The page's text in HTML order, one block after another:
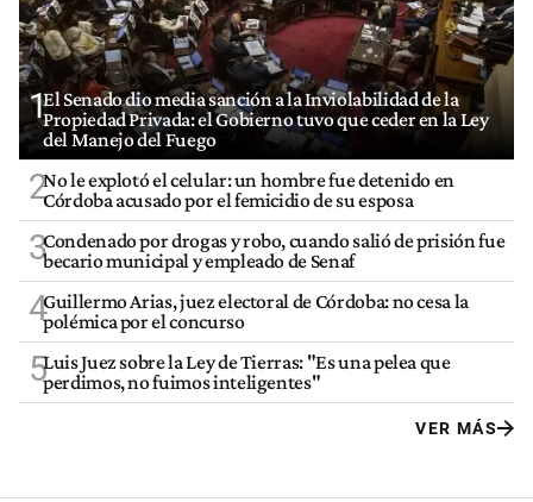
1El Senado dio media sanción a la Inviolabilidad de la
Propiedad Privada: el Gobierno tuvo que ceder en la Ley
del Manejo del Fuego
2No le explotó el celular: un hombre fue detenido en
Córdoba acusado por el femicidio de su esposa
3Condenado por drogas y robo, cuando salió de prisión fue
becario municipal y empleado de Senaf
4Guillermo Arias, juez electoral de Córdoba: no cesa la
polémica por el concurso
5Luis Juez sobre la Ley de Tierras: "Es una pelea que
perdimos, no fuimos inteligentes"
VER MÁS